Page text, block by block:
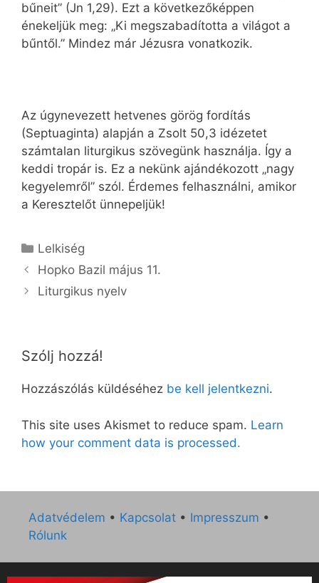
bűneit” (Jn 1,29). Ezt a következőképpen
énekeljük meg: „Ki megszabadította a világot a
bűntől.” Mindez már Jézusra vonatkozik.
Az úgynevezett hetvenes görög fordítás
(Septuaginta) alapján a Zsolt 50,3 idézetet
számtalan liturgikus szövegünk használja. Így a
keddi tropár is. Ez a nekünk ajándékozott „nagy
kegyelemről” szól. Érdemes felhasználni, amikor
a Keresztelőt ünnepeljük!
Kategória
Lelkiség
Hopko Bazil május 11.
Liturgikus nyelv
Szólj hozzá!
Hozzászólás küldéséhez be kell jelentkezni.
This site uses Akismet to reduce spam. Learn
how your comment data is processed.
Adatvédelem • Kapcsolat • Impresszum •
Rólunk